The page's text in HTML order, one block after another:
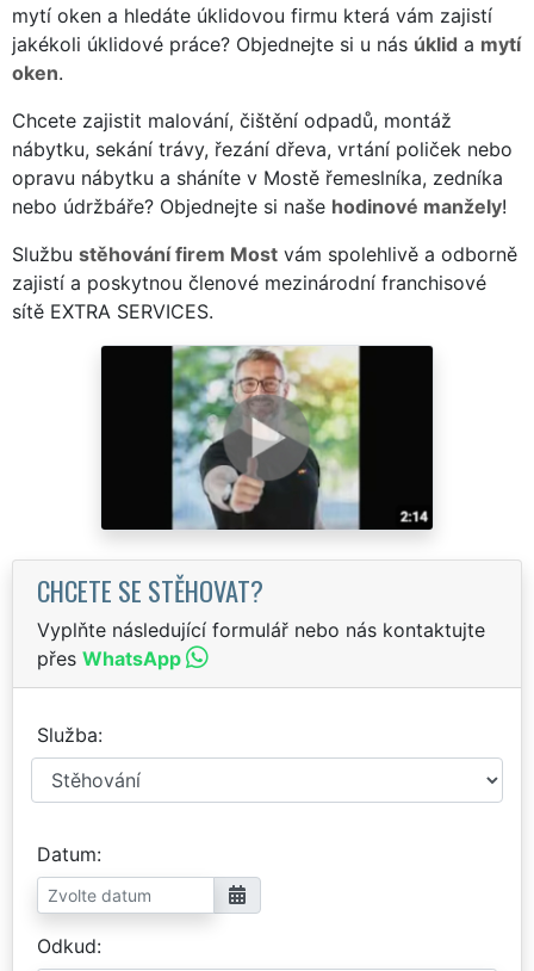
mytí oken a hledáte úklidovou firmu která vám zajistí
jakékoli úklidové práce? Objednejte si u nás úklid a mytí
oken.
Chcete zajistit malování, čištění odpadů, montáž
nábytku, sekání trávy, řezání dřeva, vrtání poliček nebo
opravu nábytku a sháníte v Mostě řemeslníka, zedníka
nebo údržbáře? Objednejte si naše hodinové manžely!
Službu stěhování firem Most vám spolehlivě a odborně
zajistí a poskytnou členové mezinárodní franchisové
sítě EXTRA SERVICES.
CHCETE SE STĚHOVAT?
Vyplňte následující formulář nebo nás kontaktujte
přes WhatsApp
Služba
Datum
Odkud